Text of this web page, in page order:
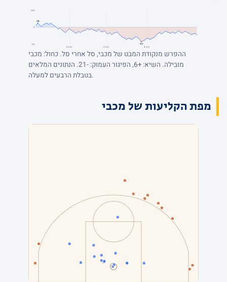
+25
0
-25
+6
-21
רבע 2
רבע 3 רבע 4
ההפרש מנקודת המבט של מכבי, סל אחרי סל. כחול: מכבי
מובילה. השיא: +6, הפיגור העמוק: -21. הנתונים המלאים
בטבלת הרבעים למעלה.
מפת הקליעות של מכבי